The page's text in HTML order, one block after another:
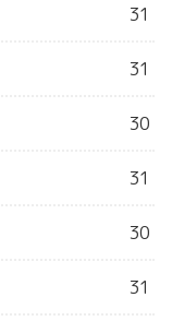
31
31
30
31
30
31